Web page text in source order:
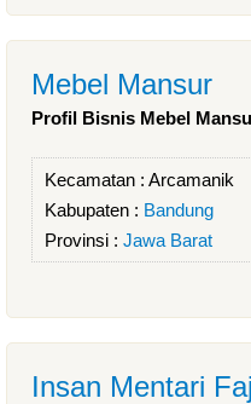
Mebel Mansur
Profil Bisnis Mebel
Kecamatan : Arcamanik
Kabupaten : Bandung
Provinsi : Jawa Barat
Insan Mentari